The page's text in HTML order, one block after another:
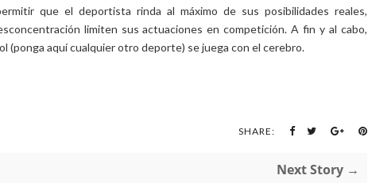
que el deportista rinda al máximo de sus posibilidades reales,
limiten sus actuaciones en competición. A fin y al cabo,
(ponga aquí cualquier otro deporte) se juega con el cerebro.
SHARE:
Next Story →